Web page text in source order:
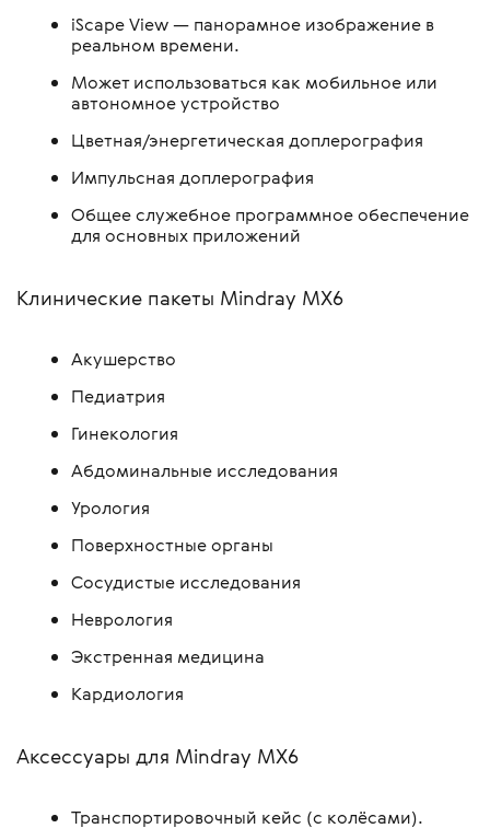
iScape View — панорамное изображение в
реальном времени.
Может использоваться как мобильное или
автономное устройство
Цветная/энергетическая доплерография
Импульсная доплерография
Общее служебное программное обеспечение
для основных приложений
Клинические пакеты Mindray MX6
Акушерство
Педиатрия
Гинекология
Абдоминальные исследования
Урология
Поверхностные органы
Сосудистые исследования
Неврология
Экстренная медицина
Кардиология
Аксессуары для Mindray MX6
Транспортировочный кейс (с колёсами).